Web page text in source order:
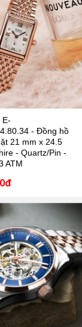
E-
- Đồng hồ
21 mm x 24.5
- Quartz/Pin -
ATM